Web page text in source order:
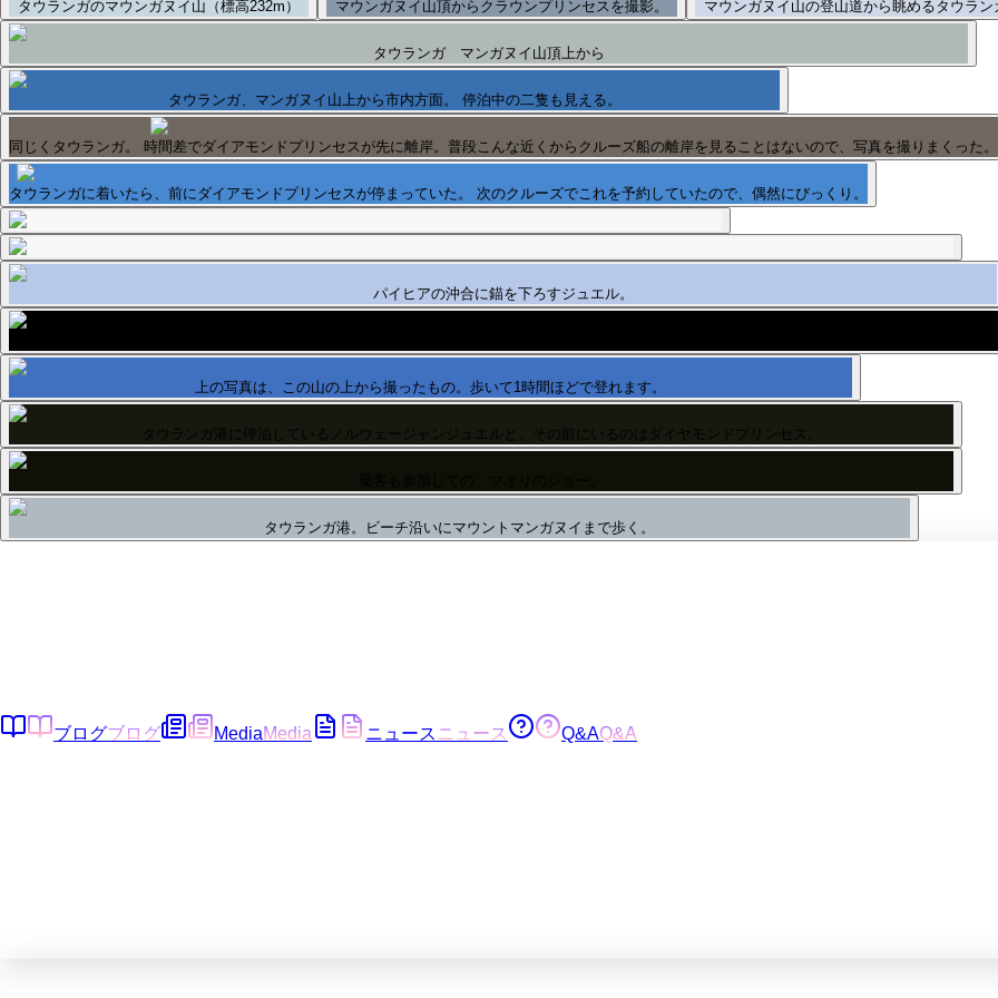
タウランガのマウンガヌイ山（標高232m） マウンガヌイ山頂からクラウンプリンセスを撮影。 マウンガヌイ山の登山道から眺めるタウラ
タウランガ マンガヌイ山頂上から
タウランガ、マンガヌイ山上から市内方面。 停泊中の二隻も見える。
同じくタウランガ。 時間差でダイアモンドプリンセスが先に離岸。普段こんな近くからクルーズ船の離岸を見ることはないので、写真を撮りまくった。
タウランガに着いたら、前にダイアモンドプリンセスが停まっていた。 次のクルーズでこれを予約していたので、偶然にびっくり。
パイヒアの沖合に錨を下ろすジュエル。
上の写真は、この山の上から撮ったもの。歩いて1時間ほどで登れます。
タウランガ港に停泊しているノルウェージャンジュエルと、その前にいるのはダイヤモンドプリンセス。
タウランガ港。ビーチ沿いにマウントマンガヌイまで歩く。
ブログブログ MediaMedia ニュース ニュース Q&AQ&A